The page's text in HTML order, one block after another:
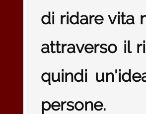
di ridare vita
attraverso il
quindi
persone.